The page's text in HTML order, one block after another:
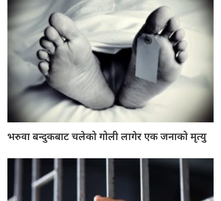
भरुवा बन्दुकबाट चलेको गोली लागेर एक जनाको मृत्यु